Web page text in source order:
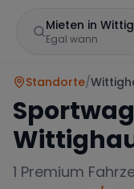
Mieten in
Egal wann
Standorte/
1 Premium